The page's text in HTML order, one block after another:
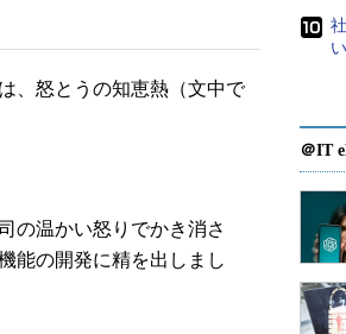
、怒とうの知恵熱（文中で
の温かい怒りでかき消さ
能の開発に精を出しまし
＠IT